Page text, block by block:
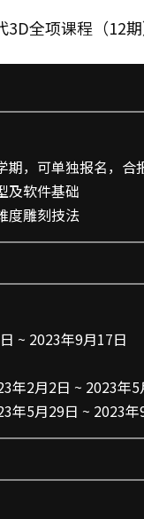
3D全项课程（12
期，可单独报名，合
及软件基础
度雕刻技法
~ 2023年9月17日
年2月2日 ~ 2023年5
年5月29日 ~ 2023年